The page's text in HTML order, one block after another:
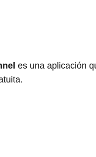
es una aplicación